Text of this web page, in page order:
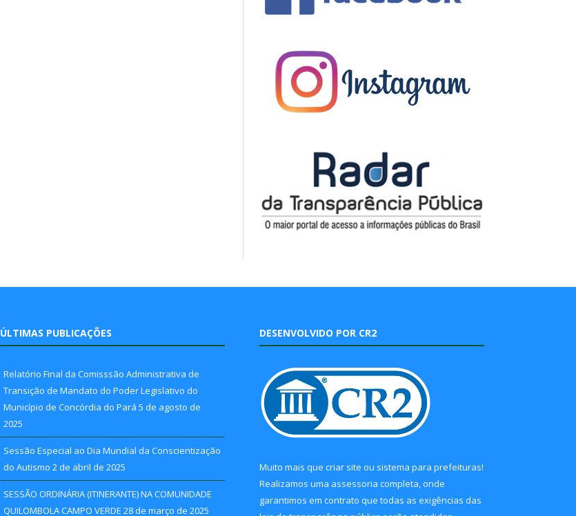
ÚLTIMAS PUBLICAÇÕES
Relatório Final da Comisssão Administrativa de
Transição de Mandato do Poder Legislativo do
Município de Concórdia do Pará 5 de agosto de
2025
Sessão Especial ao Dia Mundial da Conscientização
do Autismo 2 de abril de 2025
SESSÃO ORDINÁRIA (ITINERANTE) NA COMUNIDADE
QUILOMBOLA CAMPO VERDE 28 de março de 2025
DESENVOLVIDO POR CR2
Muito mais que criar site ou sistema para prefeituras!
Realizamos uma assessoria completa, onde
garantimos em contrato que todas as exigências das